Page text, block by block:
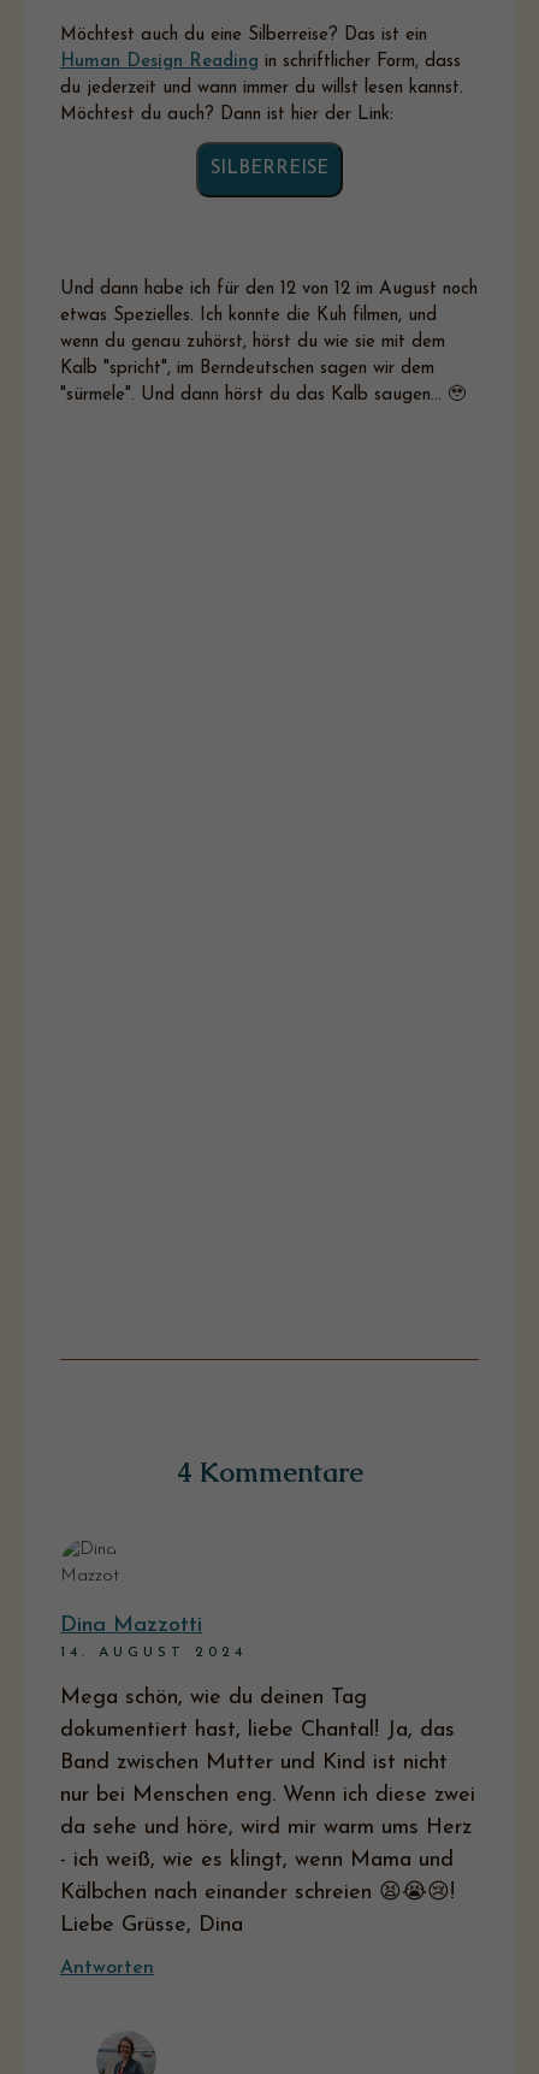
Möchtest auch du eine Silberreise? Das ist ein
Human Design Reading in schriftlicher Form, dass
du jederzeit und wann immer du willst lesen kannst.
Möchtest du auch? Dann ist hier der Link:
SILBERREISE
Und dann habe ich für den 12 von 12 im August noch
etwas Spezielles. Ich konnte die Kuh filmen, und
wenn du genau zuhörst, hörst du wie sie mit dem
Kalb "spricht", im Berndeutschen sagen wir dem
"sürmele". Und dann hörst du das Kalb saugen... 🥹
4 Kommentare
Dina Mazzotti
14. AUGUST 2024
Mega schön, wie du deinen Tag
dokumentiert hast, liebe Chantal! Ja, das
Band zwischen Mutter und Kind ist nicht
nur bei Menschen eng. Wenn ich diese zwei
da sehe und höre, wird mir warm ums Herz
- ich weiß, wie es klingt, wenn Mama und
Kälbchen nach einander schreien 😫😭😢!
Liebe Grüsse, Dina
Antworten